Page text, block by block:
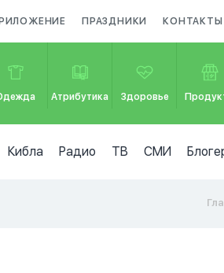
ПРАЗДНИКИ КОНТАКТЫ
Атрибутика Здоровье
Кибла Радио ТВ СМИ